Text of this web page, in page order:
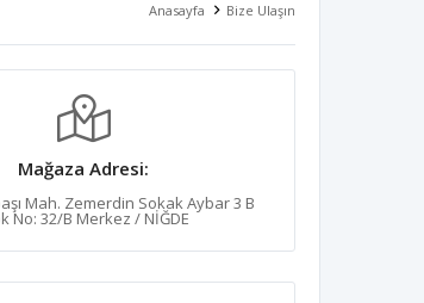
Anasayfa Bize Ulaşın
Mağaza Adresi:
Mah. Zemerdin Sokak Aybar 3 B
No: 32/B Merkez / NİĞDE